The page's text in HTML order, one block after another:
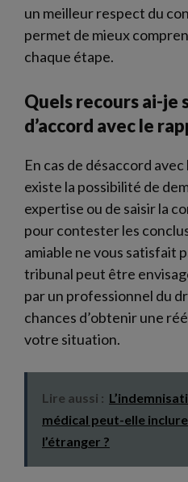
un meilleur respect du
permet de mieux
chaque étape.
Quels recours ai-je
d’accord avec le
En cas de désaccord
existe la possibilité de
expertise ou de saisir la
pour contester les
amiable ne vous satisfait
tribunal peut être
par un professionnel du
chances d’obtenir une
votre situation.
Lire aussi :
médical peut-elle
l’étranger ?